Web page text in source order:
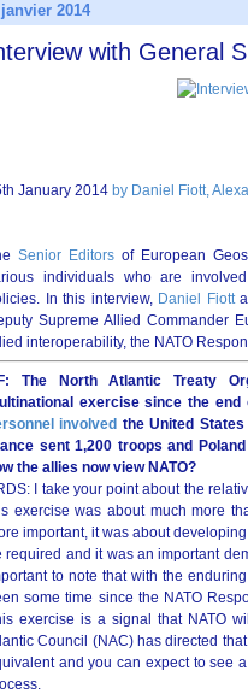
2014
with General
January 2014 by Daniel Fiott,
Senior Editors of European
individuals who are
In this interview, Daniel Fiott
Supreme Allied Commander
interoperability, the NATO
The North Atlantic Treaty
exercise since the
involved the United
sent 1,200 troops and
the allies now view NATO?
I take your point about the
exercise was about much more
important, it was about
required and it was an important
to note that with the
some time since the NATO
exercise is a signal that NATO
Council (NAC) has directed
and you can expect to see